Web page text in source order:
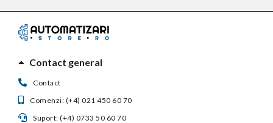
Contact general
Contact
Comenzi: (+4) 021 450 60 70
Suport: (+4) 0733 50 60 70